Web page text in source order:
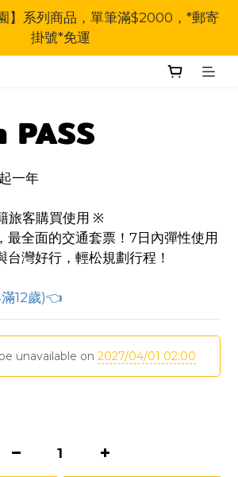
】系列商品，單筆滿$2000，*郵寄
掛號*免運
一年
旅客購買使用 ※
最全面的交通套票！7日內彈性使用
台灣好行，輕松規劃行程！
12歲)👈
unavailable on 2027/04/01 02:00